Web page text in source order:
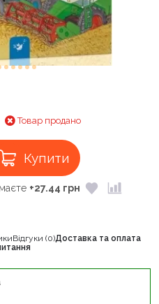
Товар продано
Купити
+27.44 грн
Відгуки (0)Доставка та оплата